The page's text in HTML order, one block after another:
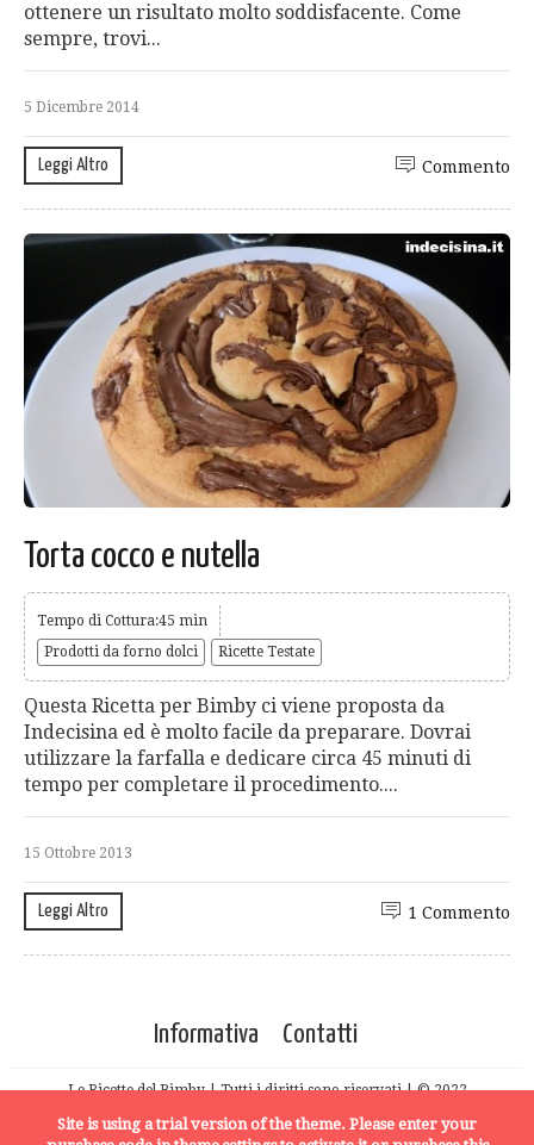
ottenere un risultato molto soddisfacente. Come
sempre, trovi...
5 Dicembre 2014
Leggi Altro Commento
Torta cocco e nutella
Tempo di Cottura:45 min
Prodotti da forno dolci
Ricette Testate
Questa Ricetta per Bimby ci viene proposta da
Indecisina ed è molto facile da preparare. Dovrai
utilizzare la farfalla e dedicare circa 45 minuti di
tempo per completare il procedimento....
15 Ottobre 2013
Leggi Altro 1 Commento
Informativa Contatti
Le Ricette del Bimby | Tutti i diritti sono riservati | © 2022
Site is using a trial version of the theme. Please enter your